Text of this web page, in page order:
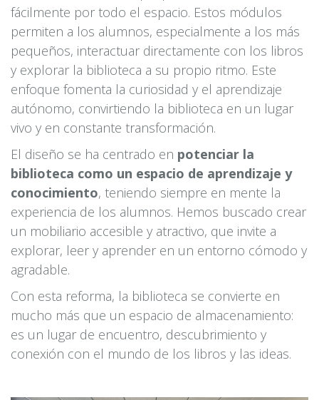
fácilmente por todo el espacio. Estos módulos
permiten a los alumnos, especialmente a los más
pequeños, interactuar directamente con los libros
y explorar la biblioteca a su propio ritmo. Este
enfoque fomenta la curiosidad y el aprendizaje
autónomo, convirtiendo la biblioteca en un lugar
vivo y en constante transformación.
El diseño se ha centrado en potenciar la
biblioteca como un espacio de aprendizaje y
conocimiento, teniendo siempre en mente la
experiencia de los alumnos. Hemos buscado crear
un mobiliario accesible y atractivo, que invite a
explorar, leer y aprender en un entorno cómodo y
agradable.
Con esta reforma, la biblioteca se convierte en
mucho más que un espacio de almacenamiento:
es un lugar de encuentro, descubrimiento y
conexión con el mundo de los libros y las ideas.